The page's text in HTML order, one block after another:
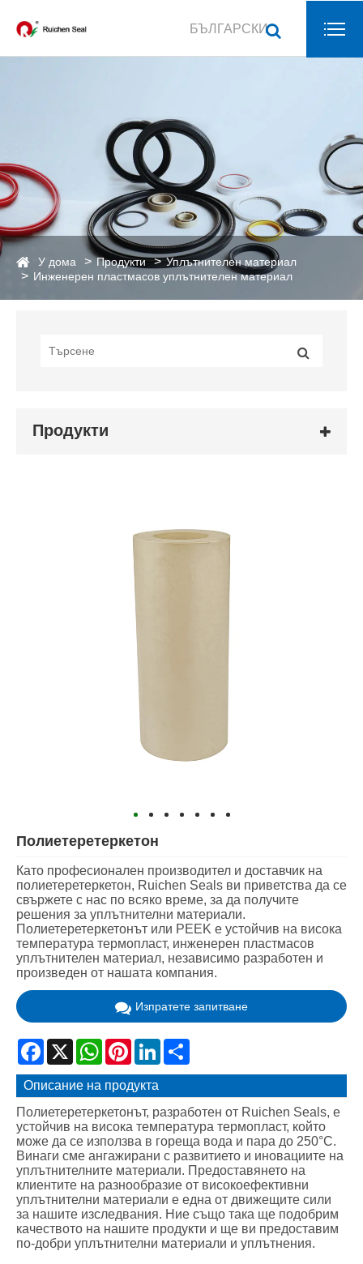
БЪЛГАРСКИ
У дома Продукти
Уплътнителен материал
Инженерен пластмасов уплътнителен материал
Продукти
Полиетеретеркетон
Като професионален производител и доставчик на
полиетеретеркетон, Ruichen Seals ви приветства да се
свържете с нас по всяко време, за да получите
решения за уплътнителни материали.
Полиетеретеркетонът или PEEK е устойчив на висока
температура термопласт, инженерен пластмасов
уплътнителен материал, независимо разработен и
произведен от нашата компания.
Изпратете запитване
Facebook
X WhatsApp
PinterestLinkedIn
Описание на продукта
Полиетеретеркетонът, разработен от Ruichen Seals, е
устойчив на висока температура термопласт, който
може да се използва в гореща вода и пара до 250°C.
Винаги сме ангажирани с развитието и иновациите на
уплътнителните материали. Предоставянето на
клиентите на разнообразие от високоефективни
уплътнителни материали е една от движещите сили
за нашите изследвания. Ние също така ще подобрим
качеството на нашите продукти и ще ви предоставим
по-добри уплътнителни материали и уплътнения.